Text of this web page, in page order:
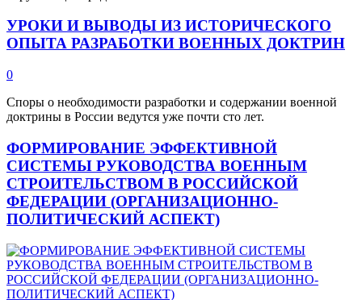
УРОКИ И ВЫВОДЫ ИЗ ИСТОРИЧЕСКОГО
ОПЫТА РАЗРАБОТКИ ВОЕННЫХ ДОКТРИН
0
Споры о необходимости разработки и содержании военной
доктрины в России ведутся уже почти сто лет.
ФОРМИРОВАНИЕ ЭФФЕКТИВНОЙ
СИСТЕМЫ РУКОВОДСТВА ВОЕННЫМ
СТРОИТЕЛЬСТВОМ В РОССИЙСКОЙ
ФЕДЕРАЦИИ (ОРГАНИЗАЦИОННО-
ПОЛИТИЧЕСКИЙ АСПЕКТ)